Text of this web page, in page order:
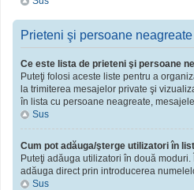
Prieteni şi persoane neagreate
Ce este lista de prieteni şi persoane
Puteţi folosi aceste liste pentru a
la trimiterea mesajelor private şi
în lista cu persoane neagreate,
Sus
Cum pot adăuga/şterge utilizatori în
Puteţi adăuga utilizatori în două
adăuga direct prin introducerea
Sus